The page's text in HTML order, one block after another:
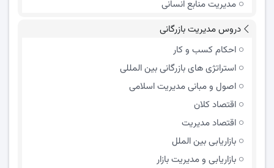
مدیریت منابع انسانی
دروس مدیریت بازرگانی
احکام کسب و کار
استراتژی های بازرگانی بین المللی
اصول و مبانی مدیریت اسلامی
اقتصاد کلان
اقتصاد مدیریت
بازاریابی بین الملل
بازاریابی و مدیریت بازار